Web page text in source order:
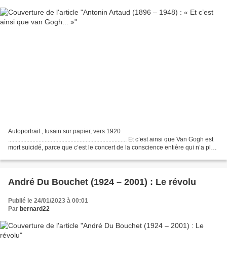
Autoportrait , fusain sur papier, vers 1920
.............................................................................. Et c’est ainsi que Van Gogh est
mort suicidé, parce que c’est le concert de la conscience entière qui n’a plus
André Du Bouchet (1924 – 2001) : Le révolu
Publié le 24/01/2023 à 00:01
Par bernard22